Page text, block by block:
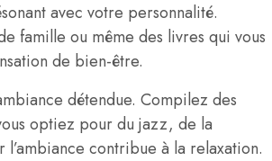
avec votre personnalité.
famille ou même des livres qui vous
de bien-être.
détendue. Compilez des
optiez pour du jazz, de la
l’ambiance contribue à la relaxation.